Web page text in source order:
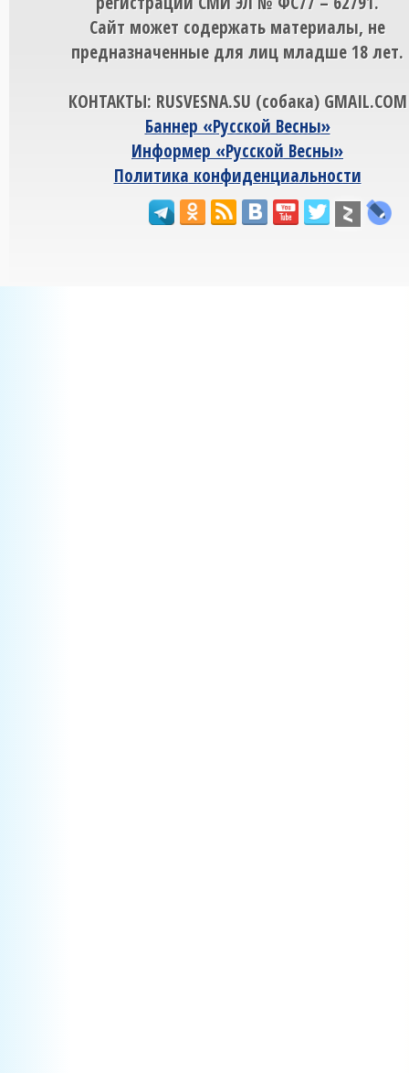
Сайт может содержать материалы, не
предназначенные для лиц младше 18 лет.
КОНТАКТЫ: RUSVESNA.SU (собака) GMAIL.COM
Баннер «Русской Весны»
Информер «Русской Весны»
Политика конфиденциальности